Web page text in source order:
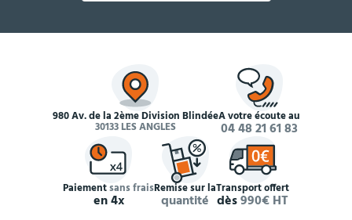
980 Av. de la 2ème Division Blindée
30133 LES ANGLES
À votre écoute au
04 48 21 61 83
Paiementsans frais
en 4x
Remise sur la
quantité
Transport offert
dès990€ HT